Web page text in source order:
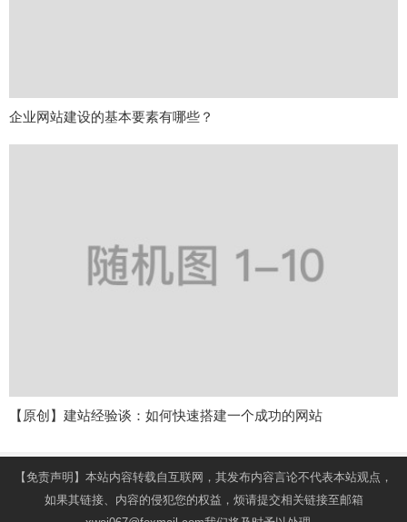
企业网站建设的基本要素有哪些？
【原创】建站经验谈：如何快速搭建一个成功的网站
【免责声明】本站内容转载自互联网，其发布内容言论不代表本站观点，
如果其链接、内容的侵犯您的权益，烦请提交相关链接至邮箱